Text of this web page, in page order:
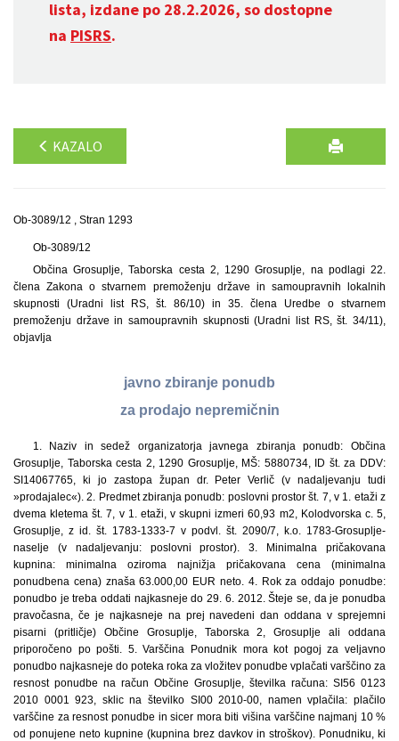
lista, izdane po 28.2.2026, so dostopne
na PISRS.
KAZALO
Ob-3089/12 , Stran 1293
Ob-3089/12
Občina Grosuplje, Taborska cesta 2, 1290 Grosuplje, na podlagi 22.
člena Zakona o stvarnem premoženju države in samoupravnih lokalnih
skupnosti (Uradni list RS, št. 86/10) in 35. člena Uredbe o stvarnem
premoženju države in samoupravnih skupnosti (Uradni list RS, št. 34/11),
objavlja
javno zbiranje ponudb
za prodajo nepremičnin
1. Naziv in sedež organizatorja javnega zbiranja ponudb: Občina
Grosuplje, Taborska cesta 2, 1290 Grosuplje, MŠ: 5880734, ID št. za DDV:
SI14067765, ki jo zastopa župan dr. Peter Verlič (v nadaljevanju tudi
»prodajalec«). 2. Predmet zbiranja ponudb: poslovni prostor št. 7, v 1. etaži z
dvema kletema št. 7, v 1. etaži, v skupni izmeri 60,93 m2, Kolodvorska c. 5,
Grosuplje, z id. št. 1783-1333-7 v podvl. št. 2090/7, k.o. 1783-Grosuplje-
naselje (v nadaljevanju: poslovni prostor). 3. Minimalna pričakovana
kupnina: minimalna oziroma najnižja pričakovana cena (minimalna
ponudbena cena) znaša 63.000,00 EUR neto. 4. Rok za oddajo ponudbe:
ponudbo je treba oddati najkasneje do 29. 6. 2012. Šteje se, da je ponudba
pravočasna, če je najkasneje na prej navedeni dan oddana v sprejemni
pisarni (pritličje) Občine Grosuplje, Taborska 2, Grosuplje ali oddana
priporočeno po pošti. 5. Varščina Ponudnik mora kot pogoj za veljavno
ponudbo najkasneje do poteka roka za vložitev ponudbe vplačati varščino za
resnost ponudbe na račun Občine Grosuplje, številka računa: SI56 0123
2010 0001 923, sklic na številko SI00 2010-00, namen vplačila: plačilo
varščine za resnost ponudbe in sicer mora biti višina varščine najmanj 10 %
od ponujene neto kupnine (kupnina brez davkov in stroškov). Ponudniku, ki